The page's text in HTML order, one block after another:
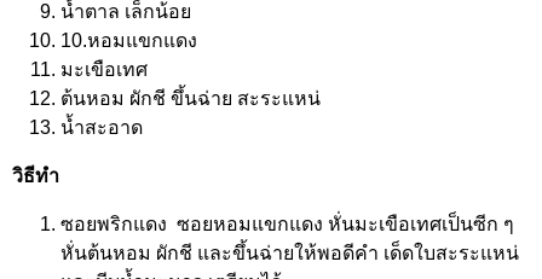
น้ำตาล เล็กน้อย
10.หอมแขกแดง
มะเขือเทศ
ต้นหอม ผักชี ขึ้นฉ่าย สะระแหน่
น้ำสะอาด
วิธีทำ
ซอยพริกแดง ซอยหอมแขกแดง หั่นมะเขือเทศเป็นซีก ๆ
หั่นต้นหอม ผักชี และขึ้นฉ่ายให้พอดีคำ เด็ดใบสะระแหน่